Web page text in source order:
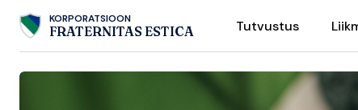
content
KORPORATSIOON
FRATERNITAS ESTICA Tutvustus